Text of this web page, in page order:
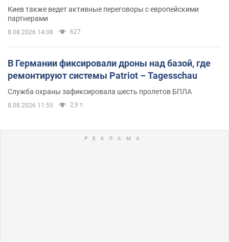
Киев также ведет активные переговоры с европейскими
партнерами
8.08.2026 14:08 627
В Германии фиксировали дроны над базой, где
ремонтируют системы Patriot – Tagesschau
Служба охраны зафиксировала шесть пролетов БПЛА
8.08.2026 11:55 2,9 т.